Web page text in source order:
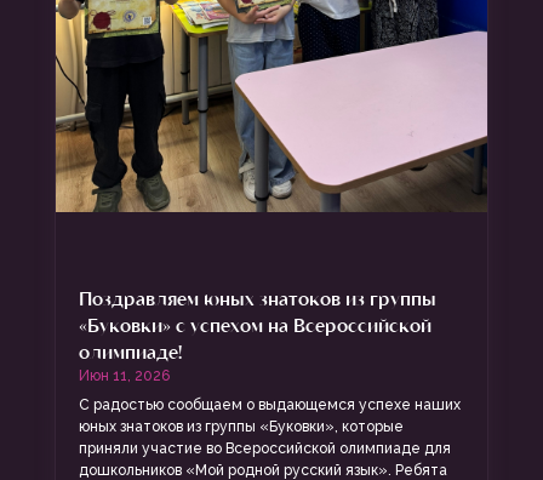
Поздравляем юных знатоков из группы
«Буковки» с успехом на Всероссийской
олимпиаде!
Июн 11, 2026
С радостью сообщаем о выдающемся успехе наших
юных знатоков из группы «Буковки», которые
приняли участие во Всероссийской олимпиаде для
дошкольников «Мой родной русский язык». Ребята